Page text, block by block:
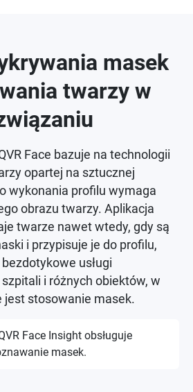
masek
twarzy w
Face bazuje na technologii
opartej na sztucznej
wykonania profilu wymaga
obrazu twarzy. Aplikacja
twarze nawet wtedy, gdy są
i przypisuje je do profilu,
usługi
i różnych obiektów, w
jest stosowanie masek.
Face Insight obsługuje
masek.